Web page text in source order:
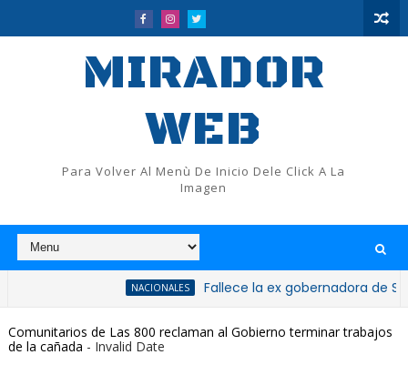
MIRADOR
WEB
Para Volver Al Menù De Inicio Dele Click A La
Imagen
Fallece la ex gobernadora de San
Comunitarios de Las 800 reclaman al Gobierno terminar trabajos
de la cañada - Invalid Date